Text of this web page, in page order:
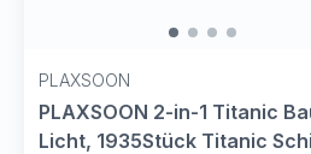
PLAXSOON
PLAXSOON 2-in-1 Titanic
Licht, 1935Stück Titanic